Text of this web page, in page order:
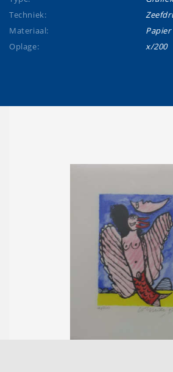
Techniek:
Materiaal:
Papier
Oplage:
x/200